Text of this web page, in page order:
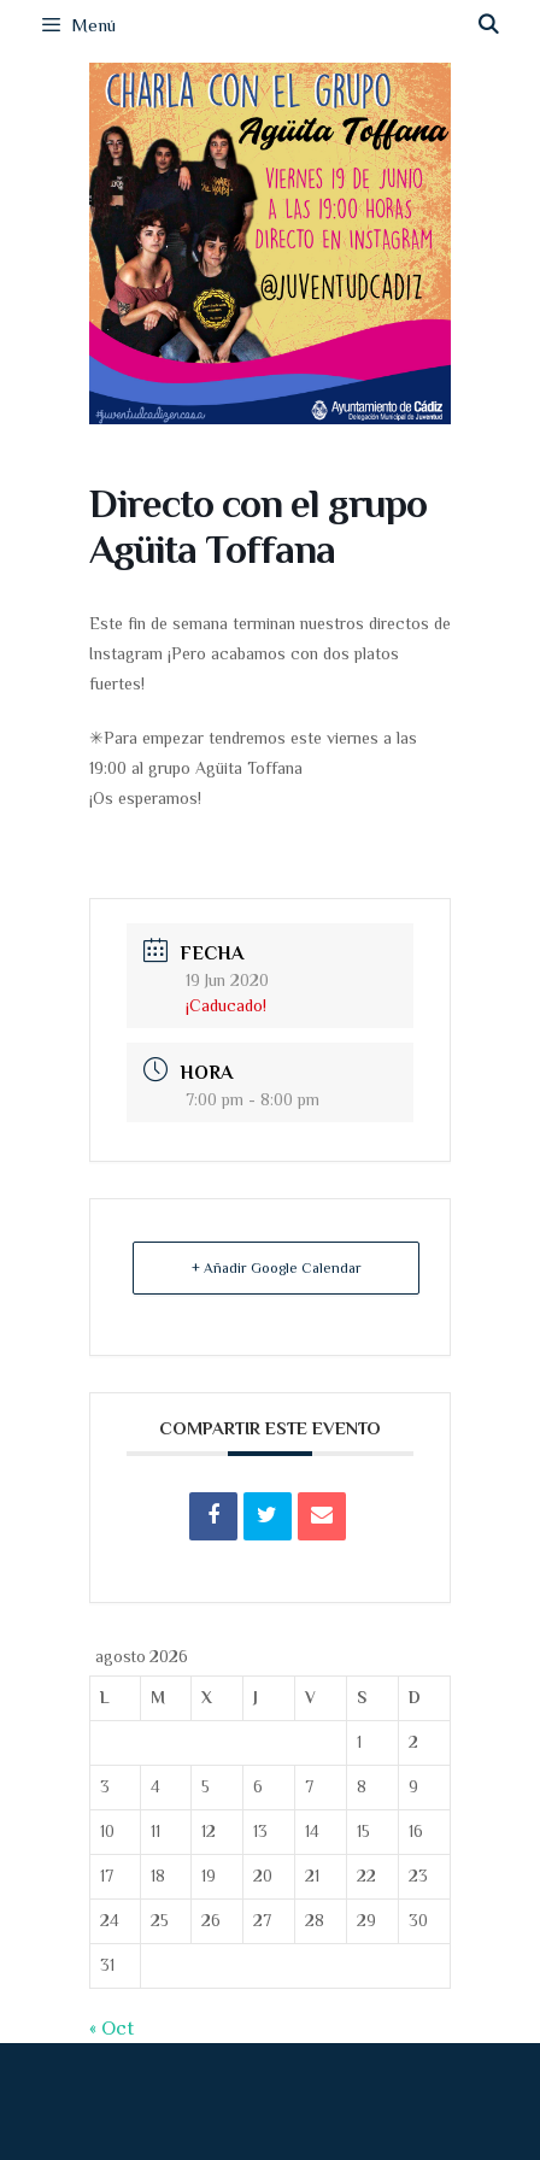
Menú
Directo con el grupo
Agüita Toffana
Este fin de semana terminan nuestros directos de
Instagram ¡Pero acabamos con dos platos
fuertes!
✳Para empezar tendremos este viernes a las
19:00 al grupo Agüita Toffana
¡Os esperamos!
FECHA
19 Jun 2020
¡Caducado!
HORA
7:00 pm - 8:00 pm
+ Añadir Google Calendar
COMPARTIR ESTE EVENTO
agosto 2026
L M X V S D
1 2
3 4 5 6 7 8 9
10 11 12 13 14 15 16
17 18 19 20 21 22 23
24 25 26 27 28 29 30
31
« Oct